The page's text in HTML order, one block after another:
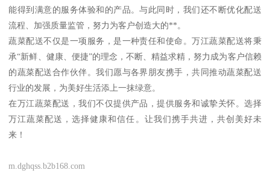
能得到满意的服务体验和的产品。与此同时，我们还不断优化配送
流程、加强质量监管，努力为客户创造大的**。
蔬菜配送不仅是一项服务，是一种责任和使命。万江蔬菜配送将秉
承“新鲜、健康、便捷”的理念，不断、精益求精，努力成为客户信赖
的蔬菜配送合作伙伴。我们愿与各界朋友携手，共同推动蔬菜配送
行业的发展，为美好生活添上一抹绿意。
在万江蔬菜配送，我们不仅提供产品，提供服务和诚挚关怀。选择
万江蔬菜配送，选择健康和信任。让我们携手共进，共创美好未
来！
m.dghqss.b2b168.com